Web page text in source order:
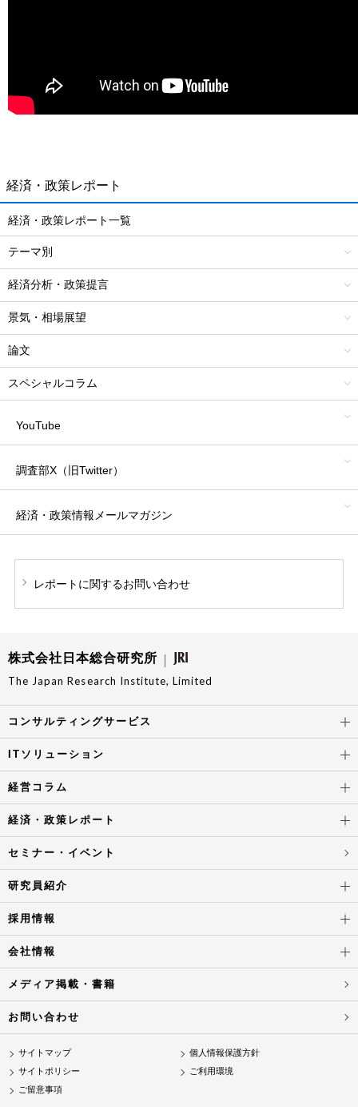
経済・政策レポート
経済・政策レポート一覧
テーマ別
経済分析・政策提言
景気・相場展望
論文
スペシャルコラム
YouTube
調査部X（旧Twitter）
経済・政策情報 メールマガジン
レポートに関するお問い合わせ
株式会社日本総合研究所
The Japan Research Institute, Limited
コンサルティングサービス
ITソリューション
経営コラム
経済・政策レポート
セミナー・イベント
研究員紹介
採用情報
会社情報
メディア掲載・書籍
お問い合わせ
サイトマップ
個人情報保護方針
サイトポリシー
ご利用環境
ご留意事項